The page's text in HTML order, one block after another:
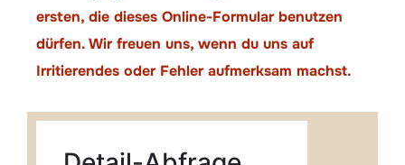
ersten, die dieses Online-Formular benutzen
dürfen. Wir freuen uns, wenn du uns auf
Irritierendes oder Fehler aufmerksam machst.